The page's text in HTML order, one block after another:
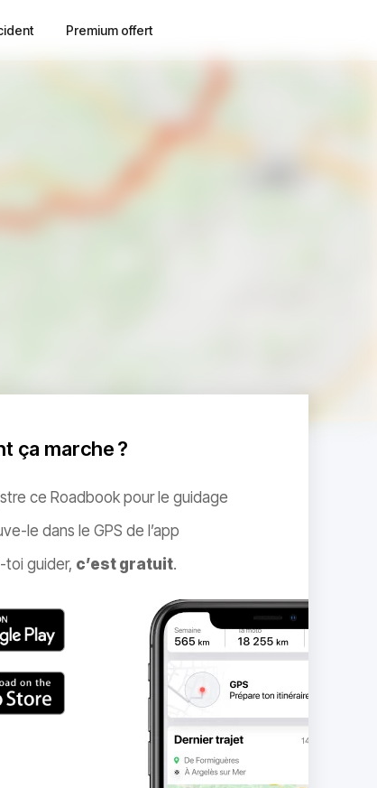
Premium offert
ça marche ?
ce Roadbook pour le guidage
le dans le GPS de l’app
toi guider, c’est gratuit.